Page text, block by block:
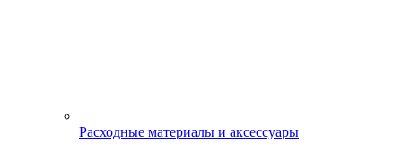
Расходные материалы и аксессуары